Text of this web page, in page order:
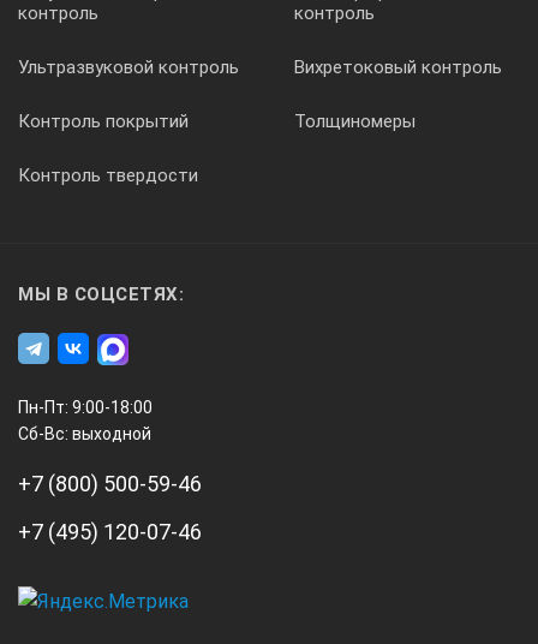
контроль
контроль
Ультразвуковой контроль Вихретоковый контроль
Контроль покрытий Толщиномеры
Контроль твердости
МЫ В СОЦСЕТЯХ:
Пн-Пт: 9:00-18:00
Сб-Вс: выходной
+7 (800) 500-59-46
+7 (495) 120-07-46